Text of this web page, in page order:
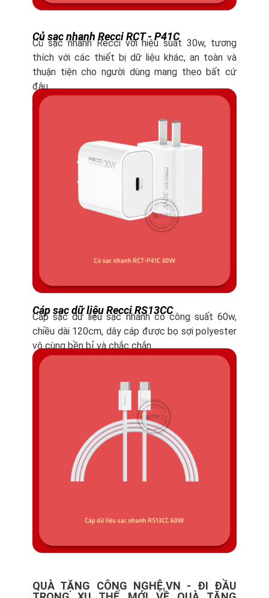
Củ sạc nhanh Recci RCT - P41C
Củ sạc nhanh Recci với hiệu suất 30w, tương
thích với các thiết bị dữ liệu khác, an toàn và
thuận tiện cho người dùng mang theo bất cứ
đâu.
Cáp sạc dữ liệu Recci RS13CC
Cáp sạc dữ liệu sạc nhanh có công suất 60w,
chiều dài 120cm, dây cáp được bọ sợi polyester
vô cùng bền bỉ và chắc chắn.
QUÀ TẶNG CÔNG NGHỆ.VN - ĐI ĐẦU